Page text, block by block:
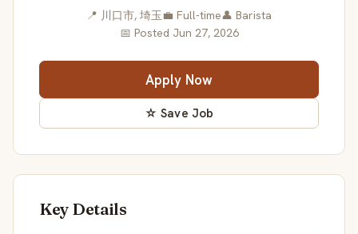
📍 川口市, 埼玉💼 Full-time👤 Barista
📅 Posted Jun 27, 2026
Apply Now
☆ Save Job
Key Details